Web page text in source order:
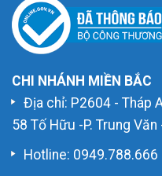
CHI NHÁNH MIỀN BẮC
Địa chỉ: P2604 - Tháp
58 Tố Hữu -P. Trung
Hotline: 0949.788.666